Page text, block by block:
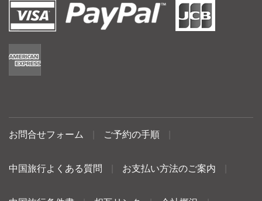
お問合せフォーム ご予約の手順
中国旅行よくある質問 お支払い方法のご案内